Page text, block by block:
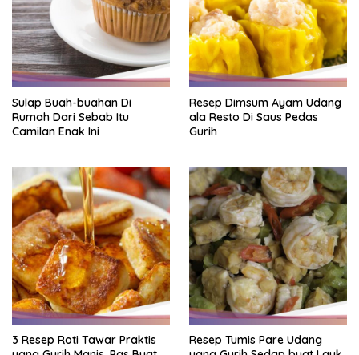
Sulap Buah-buahan Di
Rumah Dari Sebab Itu
Camilan Enak Ini
Resep Dimsum Ayam Udang
ala Resto Di Saus Pedas
Gurih
3 Resep Roti Tawar Praktis
Resep Tumis Pare Udang